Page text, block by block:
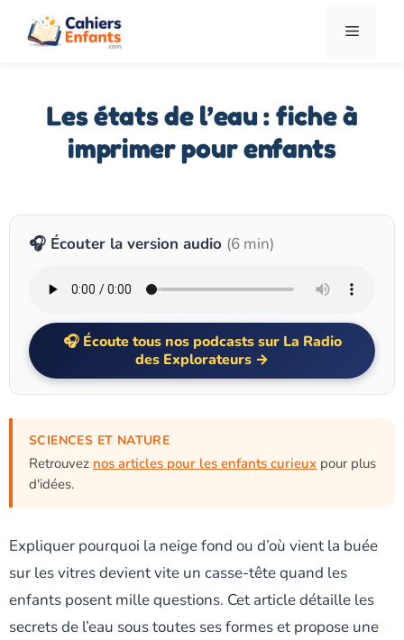
Menu
Les états de l’eau : fiche à
imprimer pour enfants
🎧 Écouter la version audio (6 min)
Écoute tous nos podcasts sur La Radio
des Explorateurs →
SCIENCES ET NATURE
Retrouvez nos articles pour les enfants curieux pour plus
d'idées.
Expliquer pourquoi la neige fond ou d’où vient la buée
sur les vitres devient vite un casse-tête quand les
enfants posent mille questions. Cet article détaille les
secrets de l’eau sous toutes ses formes et propose une